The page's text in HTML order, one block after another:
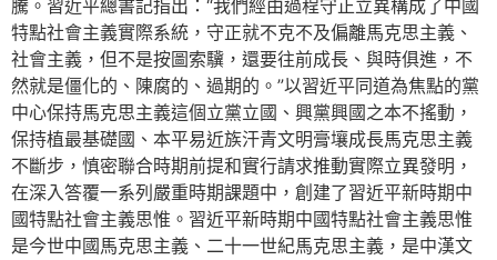
騰。習近平總書記指出：“我們經由過程守正立異構成了中國
特點社會主義實際系統，守正就不克不及偏離馬克思主義、
社會主義，但不是按圖索驥，還要往前成長、與時俱進，不
然就是僵化的、陳腐的、過期的。”以習近平同道為焦點的黨
中心保持馬克思主義這個立黨立國、興黨興國之本不搖動，
保持植最基礎國、本平易近族汗青文明膏壤成長馬克思主義
不斷步，慎密聯合時期前提和實行請求推動實際立異發明，
在深入答覆一系列嚴重時期課題中，創建了習近平新時期中
國特點社會主義思惟。習近平新時期中國特點社會主義思惟
是今世中國馬克思主義、二十一世紀馬克思主義，是中漢文